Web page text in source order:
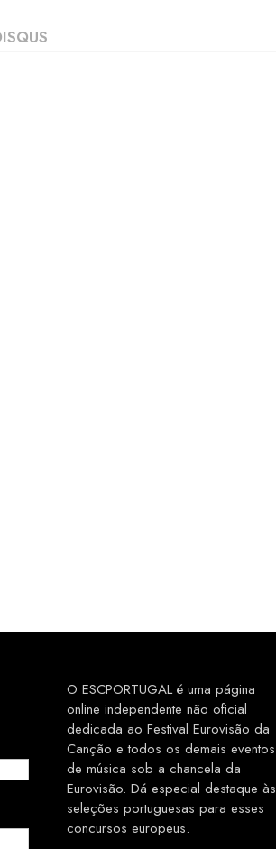
O ESCPORTUGAL é uma página
online independente não oficial
dedicada ao Festival Eurovisão da
Canção e todos os demais eventos
de música sob a chancela da
Eurovisão. Dá especial destaque às
seleções portuguesas para esses
concursos europeus.